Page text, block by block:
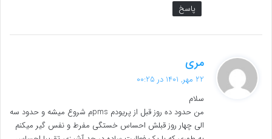
پاسخ
مری
ت
22 مهر, 1401 در 00:25
سلام
من حدود ده روز قبل از پریودم pmsم شروع میشه و حدود سه
الی چهار روز قبلش احساس خستگی مفرط و نفس گیر میکنم